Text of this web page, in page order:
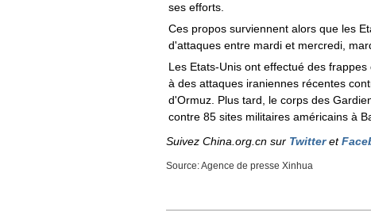
ses efforts.
Ces propos surviennent alors que les
d'attaques entre mardi et mercredi,
Les Etats-Unis ont effectué des
à des attaques iraniennes récentes
d'Ormuz. Plus tard, le corps des
contre 85 sites militaires américains à
Suivez China.org.cn sur Twitter et
Source: Agence de presse Xinhua